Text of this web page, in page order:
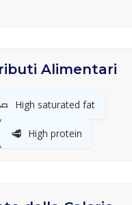
Alimentari
High saturated fat
🥩 High protein